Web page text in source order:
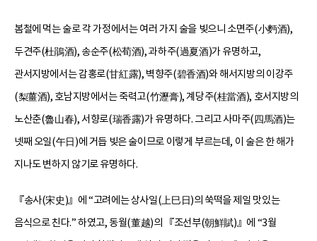
봄철에 먹는 술로 각 가정에서는 여러 가지 술을 빚으니 소면주(小麪酒),
두견주(杜鵑酒), 송순주(松荀酒), 과하주(過夏酒)가 유명하고,
관서지방에서는 감홍로(甘紅露), 벽향주(碧香酒)와 해서지방의 이강주
(梨薑酒), 호남지방에서는 죽력고(竹瀝膏), 계당주(桂當酒), 호서지방의
노산춘(魯山春), 서향로(瑞香露)가 유명하다. 그리고 사마주(四馬酒)는
넷째 오일(午日)에 거듭 빚은 술이므로 이렇게 부르는데, 이 술은 한 해가
지나도 변하지 않기로 유명하다.
『송사(宋史)』에 “고려에는 상사일(上巳日)의 쑥떡을 제일 맛있는
음식으로 친다.” 하였고, 동월(董越)의 『조선부(朝鮮賦)』에 “3월